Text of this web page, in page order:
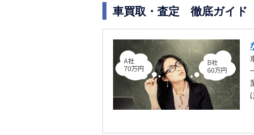
車買取・査定 徹底ガイド